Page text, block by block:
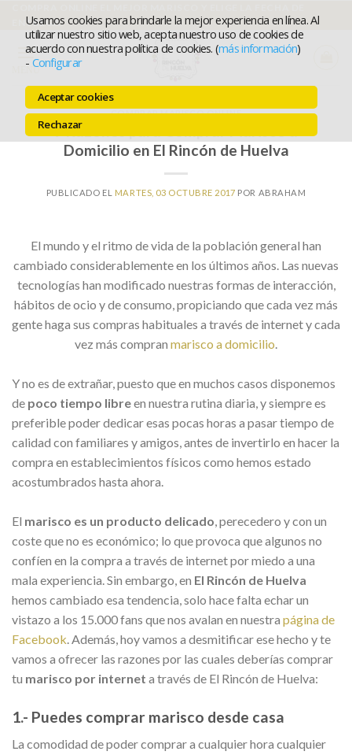
Usamos cookies para brindarle la mejor experiencia en línea. Al
utilizar nuestro sitio web, acepta nuestro uso de cookies de
acuerdo con nuestra política de cookies. (más información)
- Configurar
Aceptar cookies
Rechazar
contenido
ENTREGA
MENÚ
COMPRAR MARISCO ONLINE
7 Razones para Comprar Marisco a
Domicilio en El Rincón de Huelva
PUBLICADO EL MARTES, 03 OCTUBRE 2017 POR ABRAHAM
El mundo y el ritmo de vida de la población general han
cambiado considerablemente en los últimos años. Las nuevas
tecnologías han modificado nuestras formas de interacción,
hábitos de ocio y de consumo, propiciando que cada vez más
gente haga sus compras habituales a través de internet y cada
vez más compran marisco a domicilio
Y no es de extrañar, puesto que en muchos casos disponemos
de poco tiempo libreen nuestra rutina diaria, y siempre es
preferible poder dedicar esas pocas horas a pasar tiempo de
calidad con familiares y amigos, antes de invertirlo en hacer la
compra en establecimientos físicos como hemos estado
acostumbrados hasta ahora.
El marisco es un producto delicado , perecedero y con un
coste que no es económico; lo que provoca que algunos no
confíen en la compra a través de internet por miedo a una
mala experiencia. Sin embargo, en El Rincón de Huelva
hemos cambiado esa tendencia, solo hace falta echar un
vistazo a los 15.000 fans que nos avalan en nuestra página de
Facebook . Además, hoy vamos a desmitificar ese hecho y te
vamos a ofrecer las razones por las cuales deberías comprar
tu marisco por internet a través de El Rincón de Huelva:
1.- Puedes comprar marisco desde casa
La comodidad de poder comprar a cualquier hora cualquier